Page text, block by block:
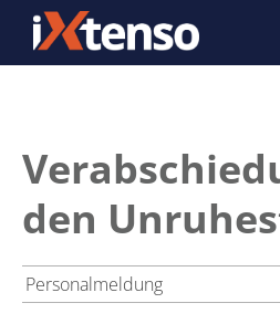
den
Personalmeldung